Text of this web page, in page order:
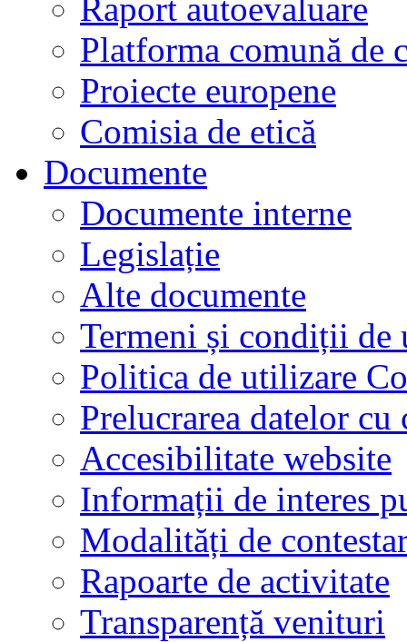
Raport autoevaluare
Platforma comună de
Proiecte europene
Comisia de etică
Documente
Documente interne
Legislație
Alte documente
Termeni și condiții de
Politica de utilizare
Prelucrarea datelor cu
Accesibilitate website
Informații de interes
Modalități de
Rapoarte de activitate
Transparență venituri